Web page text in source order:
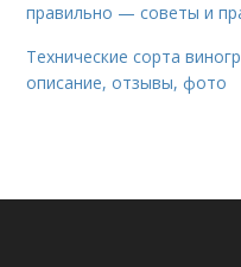
правильно — советы и
Технические сорта
описание, отзывы, фото